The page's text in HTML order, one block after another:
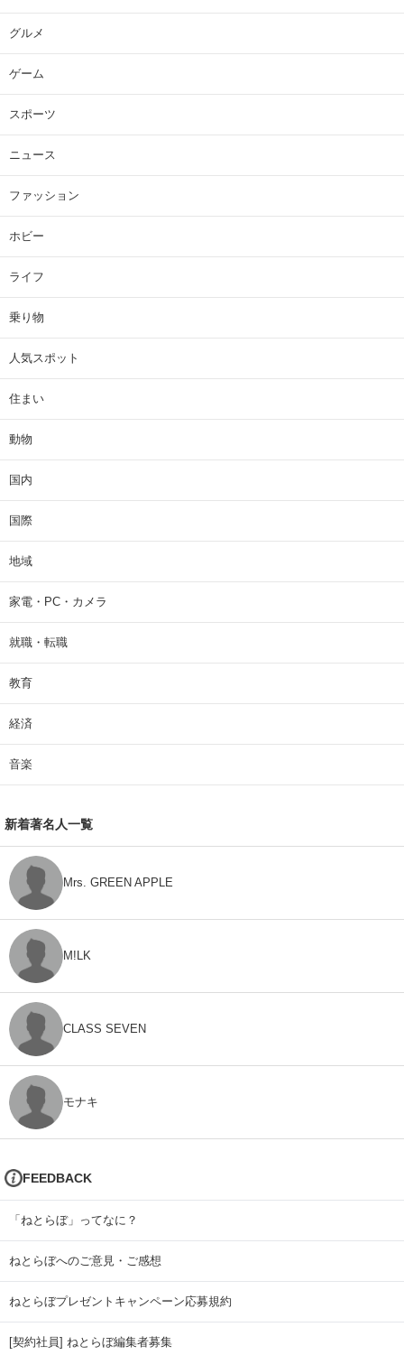
グルメ
ゲーム
スポーツ
ニュース
ファッション
ホビー
ライフ
乗り物
人気スポット
住まい
動物
国内
国際
地域
家電・PC・カメラ
就職・転職
教育
経済
音楽
新着著名人一覧
Mrs. GREEN APPLE
M!LK
CLASS SEVEN
モナキ
FEEDBACK
「ねとらぼ」ってなに？
ねとらぼへのご意見・ご感想
ねとらぼプレゼントキャンペーン応募規約
[契約社員] ねとらぼ編集者募集